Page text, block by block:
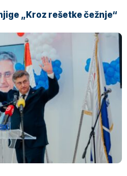
„Kroz rešetke čežnje“